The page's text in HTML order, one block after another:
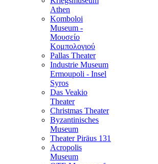
Athen
Komboloi
Museum -
Μουσείο
Κομπολογιού
Pallas Theater
Industrie Museum
Ermoupoli - Insel
Syros
Das Veakio
Theater
Christmas Theater
Byzantinisches
Museum
Theater Piräus 131
Acropolis
Museum